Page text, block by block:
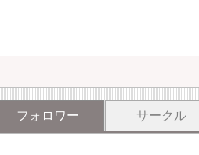
フォロワー サークル